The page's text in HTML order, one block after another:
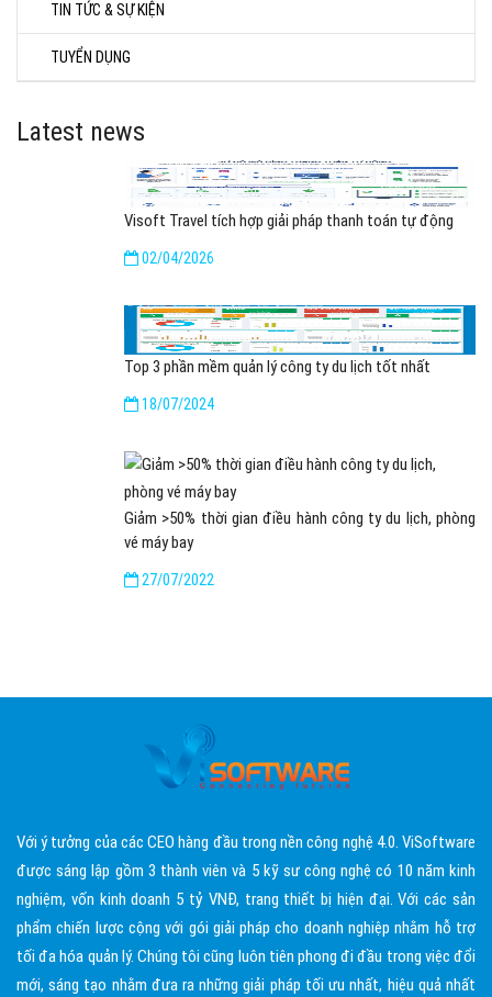
TIN TỨC & SỰ KIỆN
TUYỂN DỤNG
Latest news
Visoft Travel tích hợp giải pháp thanh toán tự động
02/04/2026
Top 3 phần mềm quản lý công ty du lịch tốt nhất
18/07/2024
Giảm >50% thời gian điều hành công ty du lịch, phòng
vé máy bay
27/07/2022
Với ý tưởng của các CEO hàng đầu trong nền công nghệ 4.0. ViSoftware
được sáng lập gồm 3 thành viên và 5 kỹ sư công nghệ có 10 năm kinh
nghiệm, vốn kinh doanh 5 tỷ VNĐ, trang thiết bị hiện đại. Với các sản
phẩm chiến lược cộng với gói giải pháp cho doanh nghiệp nhằm hỗ trợ
tối đa hóa quản lý. Chúng tôi cũng luôn tiên phong đi đầu trong việc đổi
mới, sáng tạo nhằm đưa ra những giải pháp tối ưu nhất, hiệu quả nhất